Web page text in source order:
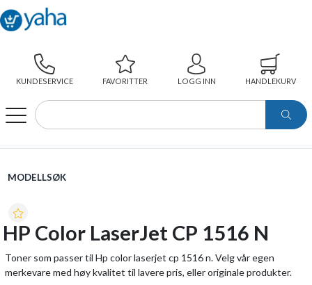
KUNDESERVICE FAVORITTER LOGG INN HANDLEKURV
WEBSHOP
MODELLSØK
HP Color LaserJet CP 1516 N
Toner som passer til Hp color laserjet cp 1516 n. Velg vår egen
merkevare med høy kvalitet til lavere pris, eller originale produkter.